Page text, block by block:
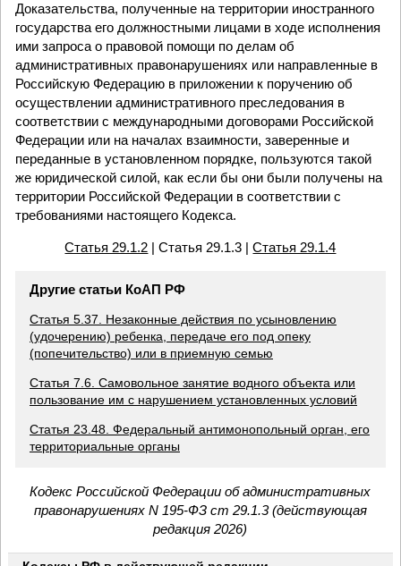
Доказательства, полученные на территории иностранного
государства его должностными лицами в ходе исполнения
ими запроса о правовой помощи по делам об
административных правонарушениях или направленные в
Российскую Федерацию в приложении к поручению об
осуществлении административного преследования в
соответствии с международными договорами Российской
Федерации или на началах взаимности, заверенные и
переданные в установленном порядке, пользуются такой
же юридической силой, как если бы они были получены на
территории Российской Федерации в соответствии с
требованиями настоящего Кодекса.
Статья 29.1.2 | Статья 29.1.3 |Статья 29.1.4
Другие статьи КоАП РФ
Статья 5.37. Незаконные действия по усыновлению
(удочерению) ребенка, передаче его под опеку
(попечительство) или в приемную семью
Статья 7.6. Самовольное занятие водного объекта или
пользование им с нарушением установленных условий
Статья 23.48. Федеральный антимонопольный орган, его
территориальные органы
Кодекс Российской Федерации об административных
правонарушениях N 195-ФЗ ст 29.1.3 (действующая
редакция 2026)